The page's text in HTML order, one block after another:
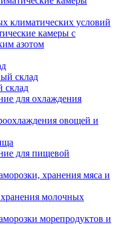
климатических условий
камеры с
азотом
склад
склад
для охлаждения
овощей и
для пищевой
хранения мяса и
молочных
морепродуктов и